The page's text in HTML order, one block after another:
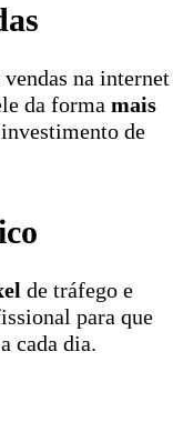
na internet
da forma mais
de
de tráfego e
para que
cada dia.